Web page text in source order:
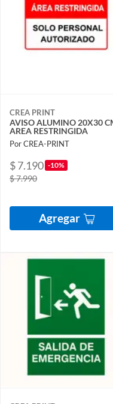
CREA PRINT
AVISO ALUMINO 20X30
AREA RESTRINGIDA
Por CREA-PRINT
$ 7.190 -10%
$ 7.990
Agregar